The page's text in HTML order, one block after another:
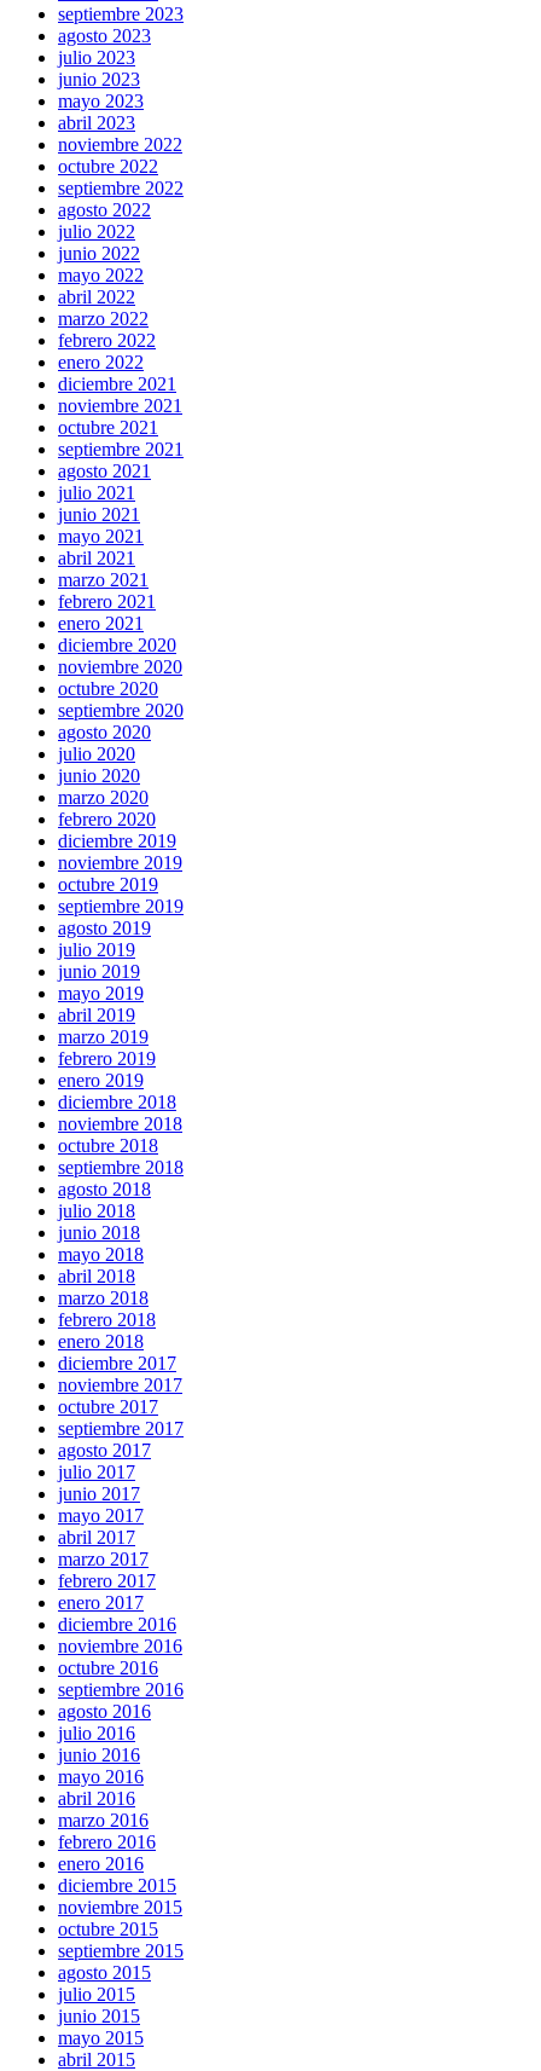
septiembre 2023
agosto 2023
julio 2023
junio 2023
mayo 2023
abril 2023
noviembre 2022
octubre 2022
septiembre 2022
agosto 2022
julio 2022
junio 2022
mayo 2022
abril 2022
marzo 2022
febrero 2022
enero 2022
diciembre 2021
noviembre 2021
octubre 2021
septiembre 2021
agosto 2021
julio 2021
junio 2021
mayo 2021
abril 2021
marzo 2021
febrero 2021
enero 2021
diciembre 2020
noviembre 2020
octubre 2020
septiembre 2020
agosto 2020
julio 2020
junio 2020
marzo 2020
febrero 2020
diciembre 2019
noviembre 2019
octubre 2019
septiembre 2019
agosto 2019
julio 2019
junio 2019
mayo 2019
abril 2019
marzo 2019
febrero 2019
enero 2019
diciembre 2018
noviembre 2018
octubre 2018
septiembre 2018
agosto 2018
julio 2018
junio 2018
mayo 2018
abril 2018
marzo 2018
febrero 2018
enero 2018
diciembre 2017
noviembre 2017
octubre 2017
septiembre 2017
agosto 2017
julio 2017
junio 2017
mayo 2017
abril 2017
marzo 2017
febrero 2017
enero 2017
diciembre 2016
noviembre 2016
octubre 2016
septiembre 2016
agosto 2016
julio 2016
junio 2016
mayo 2016
abril 2016
marzo 2016
febrero 2016
enero 2016
diciembre 2015
noviembre 2015
octubre 2015
septiembre 2015
agosto 2015
julio 2015
junio 2015
mayo 2015
abril 2015